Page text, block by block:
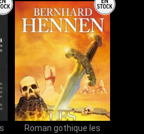
Roman gothique les